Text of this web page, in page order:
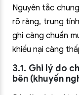
Nguyên tắc
rõ ràng, trung
ghi càng chuẩn
khiếu nại càng
3.1. Ghi lý do
bên (khuyến